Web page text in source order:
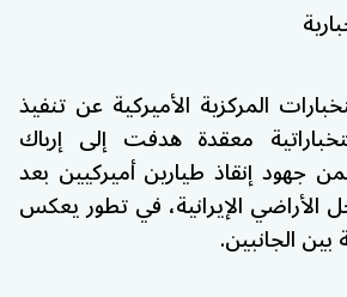
المركزية الأميركية عن تنفيذ
معقدة هدفت إلى إرباك
جهود إنقاذ طيارين أميركيين بعد
الأراضي الإيرانية، في تطور يعكس
الجانبين.